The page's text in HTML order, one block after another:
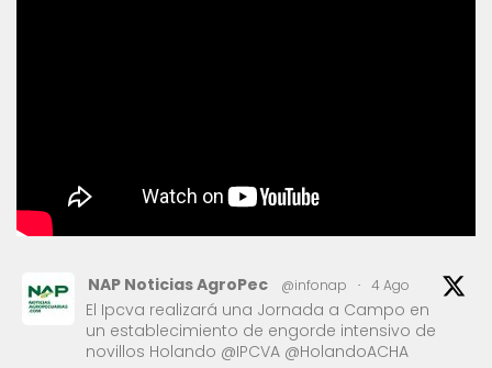
NAP Noticias AgroPec @infonap · 4 Ago
El Ipcva realizará una Jornada a Campo en
un establecimiento de engorde intensivo de
novillos Holando @IPCVA @HolandoACHA